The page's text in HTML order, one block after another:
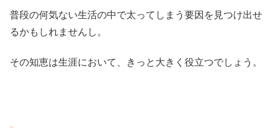
普段の何気ない生活の中で太ってしまう要因を見つけ出せ
るかもしれませんし。
その知恵は生涯において、きっと大きく役立つでしょう。